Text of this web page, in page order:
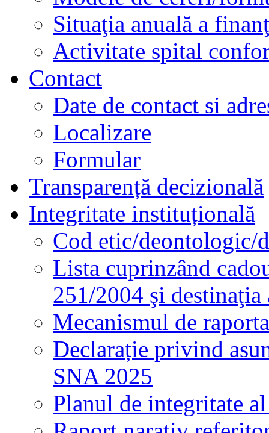
Situaţia anuală a
Activitate spital
Contact
Date de contact si
Localizare
Formular
Transparență decizională
Integritate instituțională
Cod etic/deontologic/
Lista cuprinzând
251/2004 şi destinaţia
Mecanismul de
Declarație privind
SNA 2025
Planul de integritate